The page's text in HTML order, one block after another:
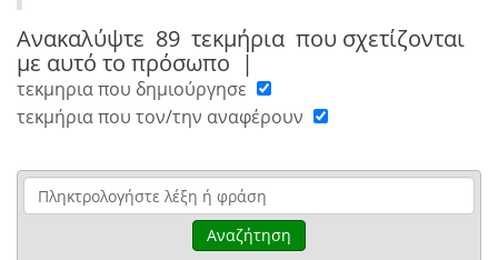
Ανακαλύψτε 89 τεκμήρια που σχετίζονται
με αυτό το πρόσωπο |
τεκμηρια που δημιούργησε
τεκμήρια που τον/την αναφέρουν
Αναζήτηση